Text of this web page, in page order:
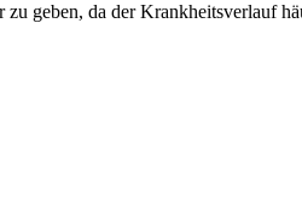
geben, da der Krankheitsverlauf